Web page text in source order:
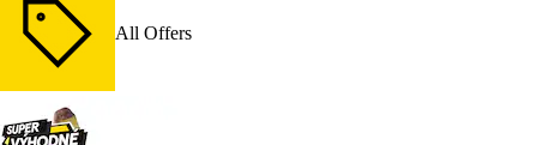
All Offers